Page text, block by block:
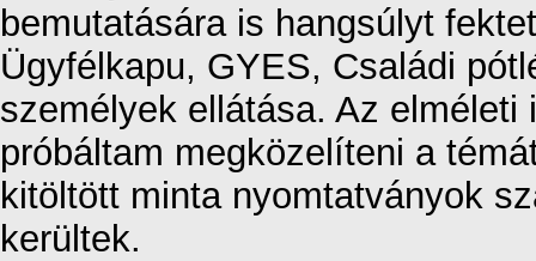
bemutatására is hangsúlyt
Ügyfélkapu, GYES, Családi
személyek ellátása. Az
próbáltam megközelíteni a
kitöltött minta nyomtatványok
kerültek.